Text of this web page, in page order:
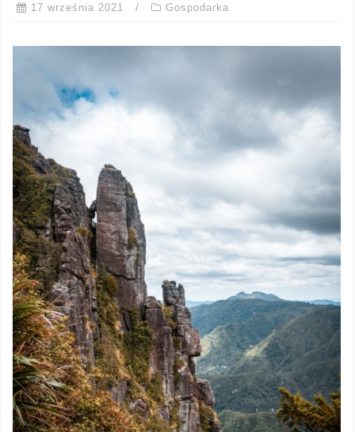
17 września 2021 Gospodarka